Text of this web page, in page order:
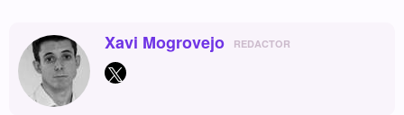
Xavi Mogrovejo REDACTOR